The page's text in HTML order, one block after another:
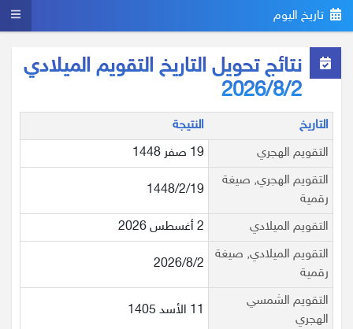
تاريخ اليوم
نتائج تحويل التاريخ التقويم الميلادي
2026/8/2
التاريخ
النتيجة
التقويم الهجري
19 صفر 1448
التقويم الهجري, صيغة
رقمية
1448/2/19
التقويم الميلادي
2 أغسطس 2026
التقويم الميلادي, صيغة
رقمية
2026/8/2
التقويم الشمسي
الهجري
11 الأسد 1405